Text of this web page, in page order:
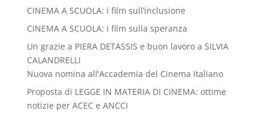
CINEMA A SCUOLA: i film sull’inclusione
CINEMA A SCUOLA: i film sulla speranza
Un grazie a PIERA DETASSIS e buon lavoro a SILVIA
CALANDRELLI
Nuova nomina all'Accademia del Cinema Italiano
Proposta di LEGGE IN MATERIA DI CINEMA: ottime
notizie per ACEC e ANCCI